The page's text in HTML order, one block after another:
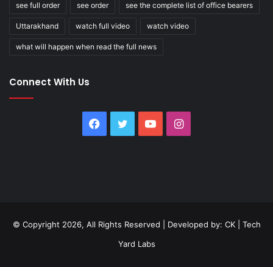
see full order see order see the complete list of office bearers
Uttarakhand watch full video watch video
what will happen when read the full news
Connect With Us
Facebook
Twitter YouTubeInstagram
© Copyright 2026, All Rights Reserved | Developed by: CK| Tech
Yard Labs